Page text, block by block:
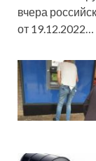
вчера
от 19.12.2022…